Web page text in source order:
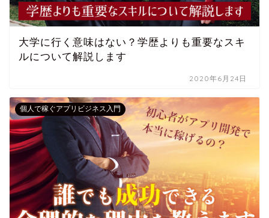
大学に行く意味はない？学歴よりも重要なスキ
ルについて解説します
2020年6月24日
個人で稼ぐアプリビジネス入門